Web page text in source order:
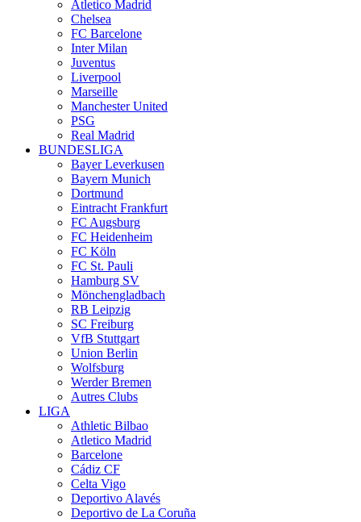
Atletico Madrid
Chelsea
FC Barcelone
Inter Milan
Juventus
Liverpool
Marseille
Manchester United
PSG
Real Madrid
BUNDESLIGA
Bayer Leverkusen
Bayern Munich
Dortmund
Eintracht Frankfurt
FC Augsburg
FC Heidenheim
FC Köln
FC St. Pauli
Hamburg SV
Mönchengladbach
RB Leipzig
SC Freiburg
VfB Stuttgart
Union Berlin
Wolfsburg
Werder Bremen
Autres Clubs
LIGA
Athletic Bilbao
Atletico Madrid
Barcelone
Cádiz CF
Celta Vigo
Deportivo Alavés
Deportivo de La Coruña